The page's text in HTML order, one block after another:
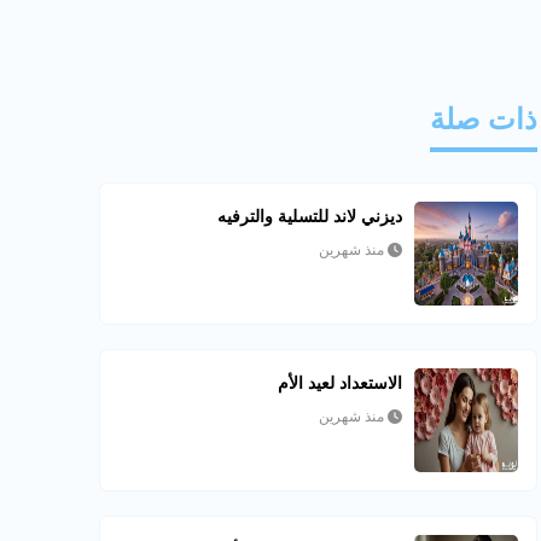
ذات صلة
ديزني لاند للتسلية والترفيه
منذ شهرين
الاستعداد لعيد الأم
منذ شهرين